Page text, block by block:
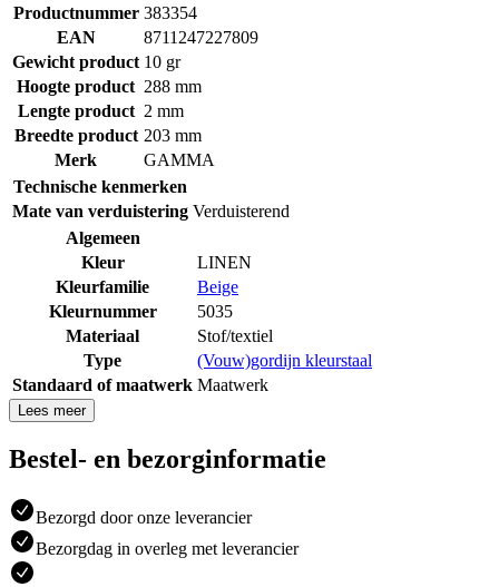
Productnummer 383354
EAN
8711247227809
Gewicht product 10 gr
Hoogte product 288 mm
Lengte product 2 mm
Breedte product 203 mm
Merk
GAMMA
Technische kenmerken
Mate van verduistering Verduisterend
Algemeen
Kleur
LINEN
Kleurfamilie
Beige
Kleurnummer
5035
Materiaal
Stof/textiel
Type
(Vouw)gordijn kleurstaal
Standaard of maatwerk Maatwerk
Lees meer
Bestel- en bezorginformatie
Bezorgd door onze leverancier
Bezorgdag in overleg met leverancier